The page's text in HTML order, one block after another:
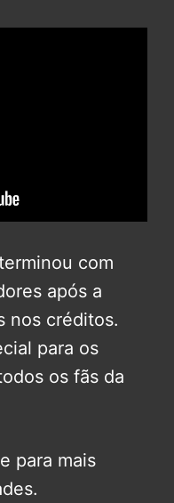
com
após a
nos créditos.
para os
os fãs da
para mais